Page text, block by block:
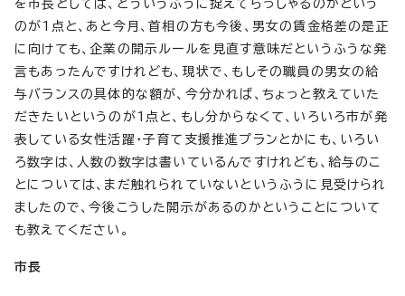
を市長としては、どういうふうに捉えてらっしゃるのかという
のが1点と、あと今月、首相の方も今後、男女の賃金格差の是正
に向けても、企業の開示ルールを見直す意味だというふうな発
言もあったんですけれども、現状で、もしその職員の男女の給
与バランスの具体的な額が、今分かれば、ちょっと教えていた
だきたいというのが1点と、もし分からなくて、いろいろ市が発
表している女性活躍・子育て支援推進プランとかにも、いろい
ろ数字は、人数の数字は書いているんですけれども、給与のこ
とについては、まだ触れられていないというふうに見受けられ
ましたので、今後こうした開示があるのかということについて
も教えてください。
市長